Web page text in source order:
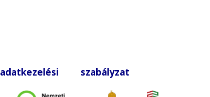
adatkezelési szabályzat